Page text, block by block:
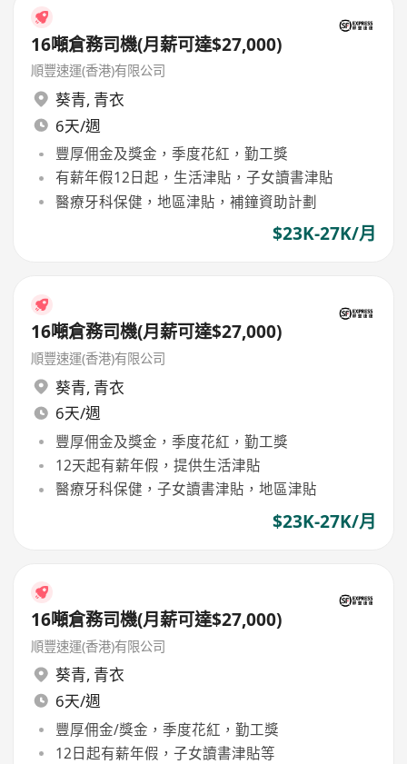
16噸倉務司機(月薪可達$27,000)
順豐速運(香港)有限公司
葵青, 青衣
6天/週
豐厚佣金及獎金，季度花紅，勤工獎
有薪年假12日起，生活津貼，子女讀書津貼
醫療牙科保健，地區津貼，補鐘資助計劃
$23K-27K/月
16噸倉務司機(月薪可達$27,000)
順豐速運(香港)有限公司
葵青, 青衣
6天/週
豐厚佣金及獎金，季度花紅，勤工獎
12天起有薪年假，提供生活津貼
醫療牙科保健，子女讀書津貼，地區津貼
$23K-27K/月
16噸倉務司機(月薪可達$27,000)
順豐速運(香港)有限公司
葵青, 青衣
6天/週
豐厚佣金/獎金，季度花紅，勤工獎
12日起有薪年假，子女讀書津貼等